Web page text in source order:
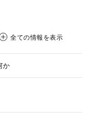
全ての情報を表示
か